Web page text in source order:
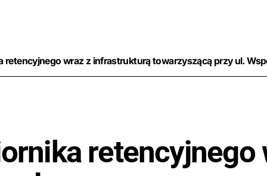
retencyjnego